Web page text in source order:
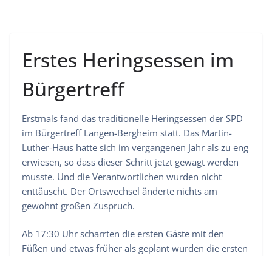
Erstes Heringsessen im
Bürgertreff
Erstmals fand das traditionelle Heringsessen der SPD
im Bürgertreff Langen-Bergheim statt. Das Martin-
Luther-Haus hatte sich im vergangenen Jahr als zu eng
erwiesen, so dass dieser Schritt jetzt gewagt werden
musste. Und die Verantwortlichen wurden nicht
enttäuscht. Der Ortswechsel änderte nichts am
gewohnt großen Zuspruch.
Ab 17:30 Uhr scharrten die ersten Gäste mit den
Füßen und etwas früher als geplant wurden die ersten